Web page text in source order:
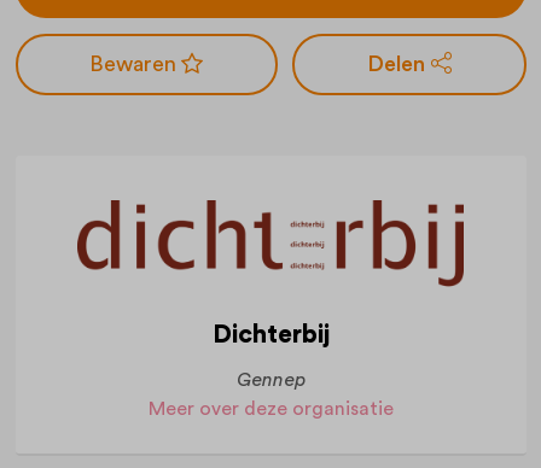
Delen
Dichterbij
Gennep
Meer over deze organisatie